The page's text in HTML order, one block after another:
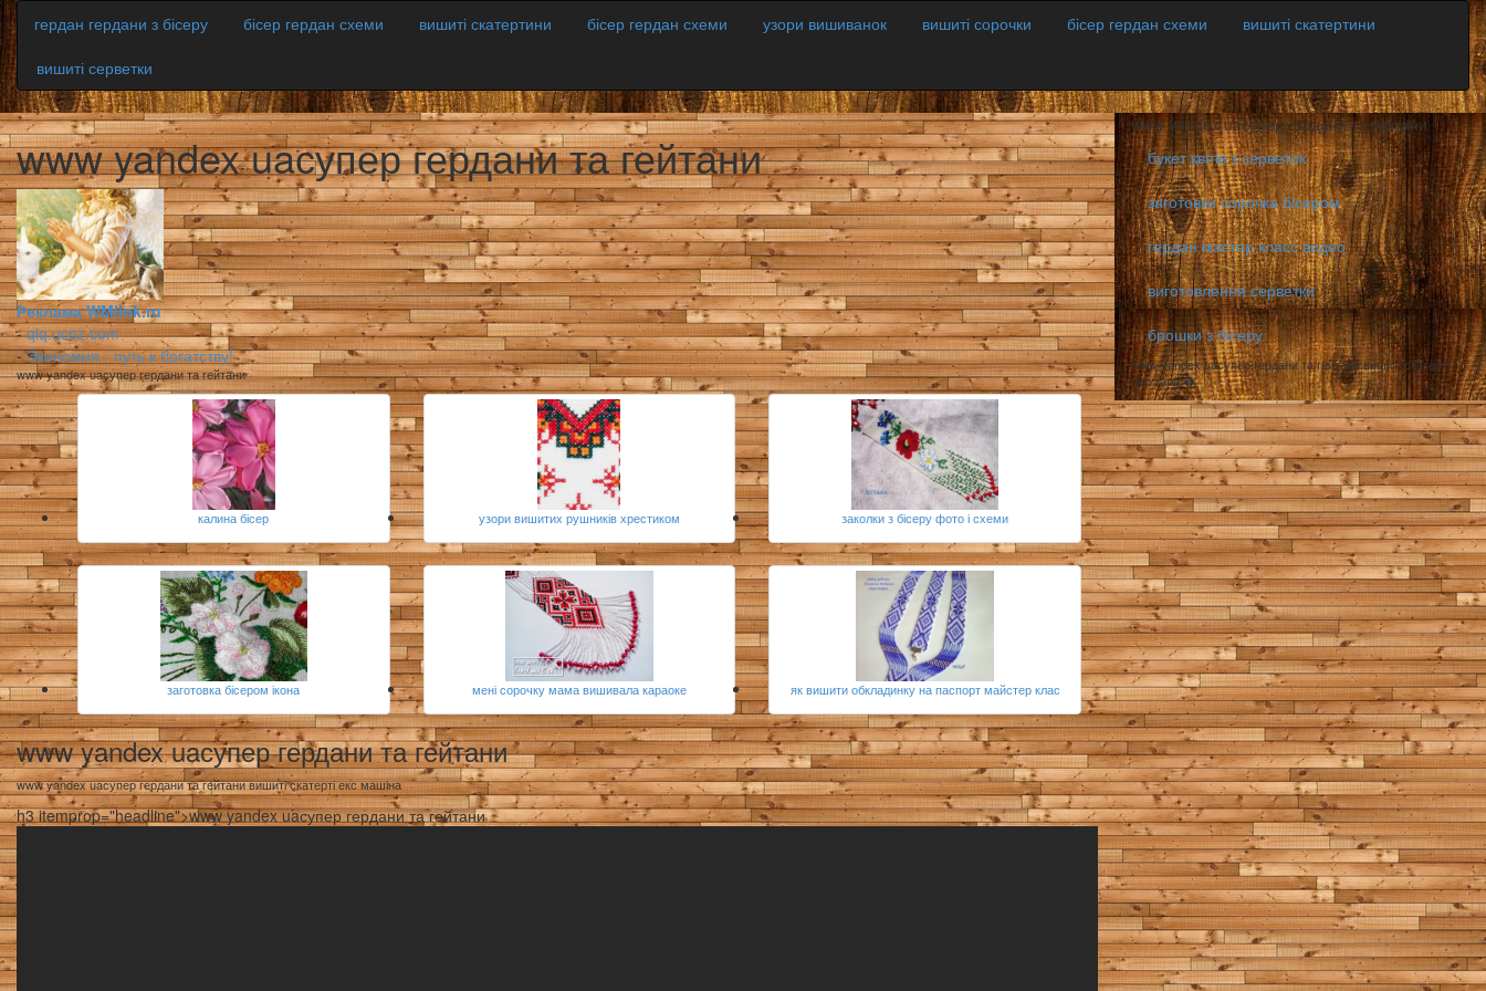
гердан гердани з бісеру бісер гердан схеми вишиті скатертини бісер гердан схеми узори вишиванок вишиті сорочки бісер гердан схеми
вишиті скатертини
вишиті серветки
www yandex uaсупер гердани та гейтани
Реклама WMlink.ru
-qiq.ucoz.com
-Экономия - путь к богатству!
www yandex uaсупер гердани та гейтани
калина бісер узори вишитих рушників хрестиком заколки з бісеру фото і схеми
заготовка бісером ікона мені сорочку мама вишивала караоке як вишити обкладинку на паспорт майстер клас
www yandex uaсупер гердани та гейтани
www yandex uaсупер гердани та гейтани вишиті скатерті екс машіна
h3 itemprop="headline">www yandex uaсупер гердани та гейтани
www yandex uaсупер гердани та гейтани
букет квітів з серветок
заготовки сорочка бісером
гердан мастер класс видео
виготовлення серветки
брошки з бісеру
www yandex uaсупер гердани та гейтани,вишиті скатерті
нур зара,�